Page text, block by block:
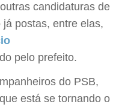
candidaturas de
postas, entre elas,
pelo prefeito.
do PSB,
está se tornando o